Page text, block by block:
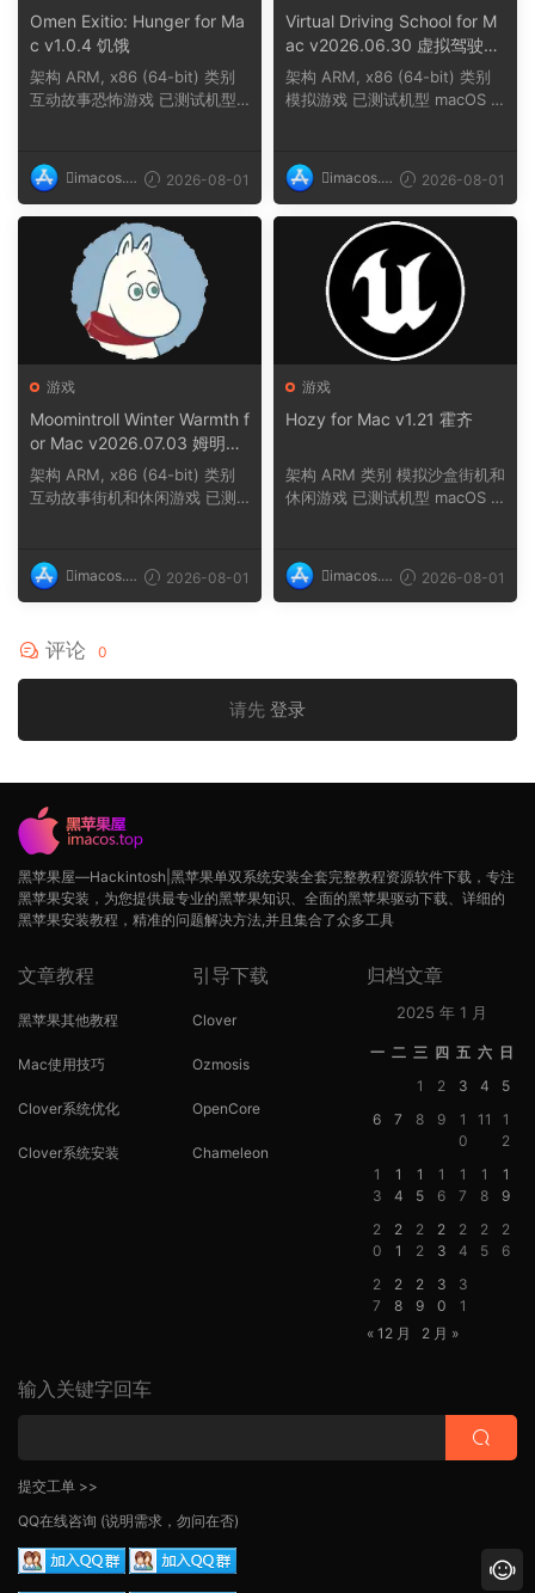
Omen Exitio: Hunger for Ma
c v1.0.4 饥饿
架构 ARM, x86 (64-bit) 类别
互动故事恐怖游戏 已测试机型
imacos.t
op
2026-08-01
Virtual Driving School for M
ac v2026.06.30 虚拟驾驶学
校
架构 ARM, x86 (64-bit) 类别
模拟游戏 已测试机型 macOS T
imacos.t
op
2026-08-01
游戏
Moomintroll Winter Warmth f
or Mac v2026.07.03 姆明冬
日暖阳
架构 ARM, x86 (64-bit) 类别
互动故事街机和休闲游戏 已测
imacos.t
op
2026-08-01
游戏
Hozy for Mac v1.21 霍齐
架构 ARM 类别 模拟沙盒街机和
休闲游戏 已测试机型 macOS T
imacos.t
op
2026-08-01
评论 0
请先 登录
黑苹果屋—Hackintosh|黑苹果单双系统安装全套完整教程资源软件下载，专注
黑苹果安装，为您提供最专业的黑苹果知识、全面的黑苹果驱动下载、详细的
黑苹果安装教程，精准的问题解决方法,并且集合了众多工具
文章教程
黑苹果其他教程
Mac使用技巧
Clover系统优化
Clover系统安装
引导下载
Clover
Ozmosis
OpenCore
Chameleon
归档文章
2025 年 1 月
一 二 三 四 五 六 日
1
2 3 4
5
6
7 8 9
1
0
11
1
2
1
3
1
4
1
5
1
6
1
7
1
8
1
9
2
0
2
1
2
2
2
3
2
4
2
5
2
6
2
7
2
8
2
9
3
0
3
1
« 12 月
2 月 »
输入关键字回车
提交工单 >>
QQ在线咨询 (说明需求，勿问在否)